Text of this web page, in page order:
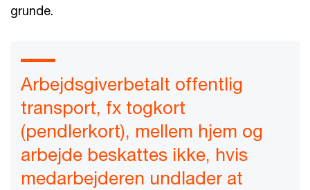
grunde.
Arbejdsgiverbetalt offentlig
transport, fx togkort
(pendlerkort), mellem hjem og
arbejde beskattes ikke, hvis
medarbejderen undlader at